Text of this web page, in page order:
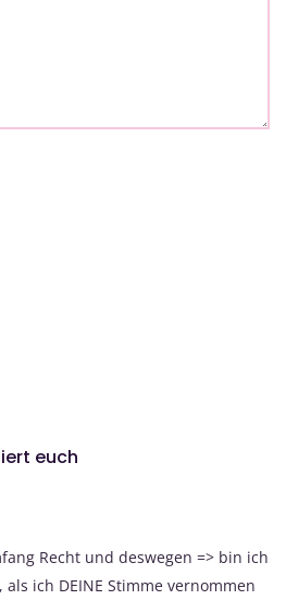
euch
Recht und deswegen => bin ich
ich DEINE Stimme vernommen